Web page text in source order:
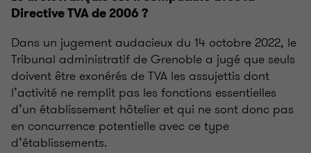
Directive TVA de 2006 ?
Dans un jugement audacieux du 14 octobre 2022, le
Tribunal administratif de Grenoble a jugé que seuls
doivent être exonérés de TVA les assujettis dont
l’activité ne remplit pas les fonctions essentielles
d’un établissement hôtelier et qui ne sont donc pas
en concurrence potentielle avec ce type
d’établissements.